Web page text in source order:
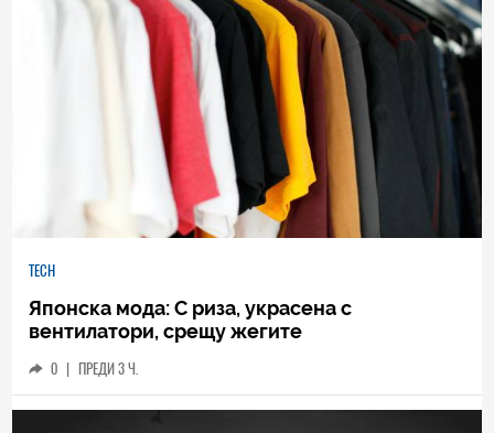
TECH
Японска мода: С риза, украсена с
вентилатори, срещу жегите
0 | ПРЕДИ 3 Ч.